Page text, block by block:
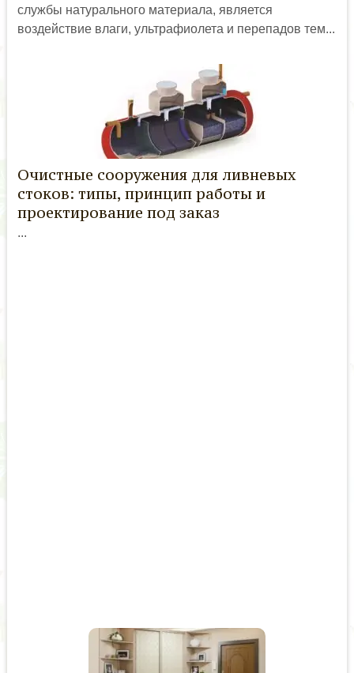
службы натурального материала, является
воздействие влаги, ультрафиолета и перепадов тем...
Очистные сооружения для ливневых
стоков: типы, принцип работы и
проектирование под заказ
...